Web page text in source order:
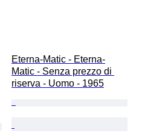
Eterna-Matic - Eterna-
Matic - Senza prezzo di
riserva - Uomo - 1965